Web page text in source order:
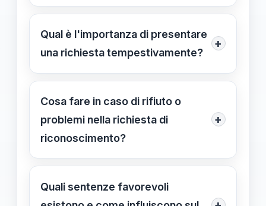
Il sistema valuta la documentazione
inviata; in alcuni casi il
riconoscimento avviene
viene avviata una verifica con
possibilità di ricorso.
Qual è l'importanza di presentare
una richiesta tempestivamente?
+
Rischi di perdere opportunità di
migliorare il punteggio e di vedere
ritardate le eventuali approvazioni,
riducendo l'efficacia della
Cosa fare in caso di rifiuto o
problemi nella richiesta di
riconoscimento?
+
È possibile presentare ricorso
amministrativo o giudiziario,
supportando la richiesta con
Quali sentenze favorevoli